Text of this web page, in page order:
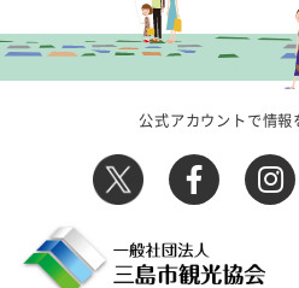
公式アカウントで情報